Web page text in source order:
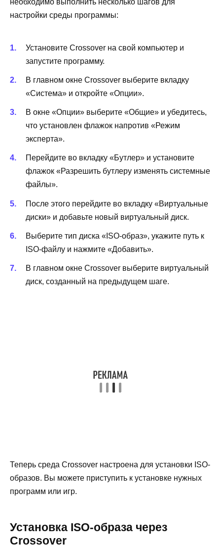
необходимо выполнить несколько шагов для
настройки среды программы:
Установите Crossover на свой компьютер и
запустите программу.
В главном окне Crossover выберите вкладку
«Система» и откройте «Опции».
В окне «Опции» выберите «Общие» и убедитесь,
что установлен флажок напротив «Режим
эксперта».
Перейдите во вкладку «Бутлер» и установите
флажок «Разрешить бутлеру изменять системные
файлы».
После этого перейдите во вкладку «Виртуальные
диски» и добавьте новый виртуальный диск.
Выберите тип диска «ISO-образ», укажите путь к
ISO-файлу и нажмите «Добавить».
В главном окне Crossover выберите виртуальный
диск, созданный на предыдущем шаге.
Теперь среда Crossover настроена для установки ISO-
образов. Вы можете приступить к установке нужных
программ или игр.
Установка ISO-образа через
Crossover